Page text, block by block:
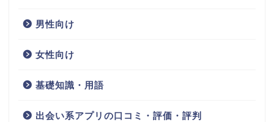
男性向け
女性向け
基礎知識・用語
出会い系アプリの口コミ・評価・評判